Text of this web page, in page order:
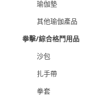
瑜伽墊
其他瑜伽產品
拳擊/綜合格鬥用品
沙包
扎手帶
拳套